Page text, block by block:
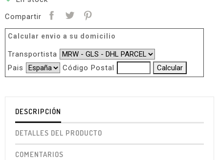
Compartir
Calcular envio a su domicilio
Transportista
Pais
Código Postal
DESCRIPCIÓN
DETALLES DEL PRODUCTO
COMENTARIOS